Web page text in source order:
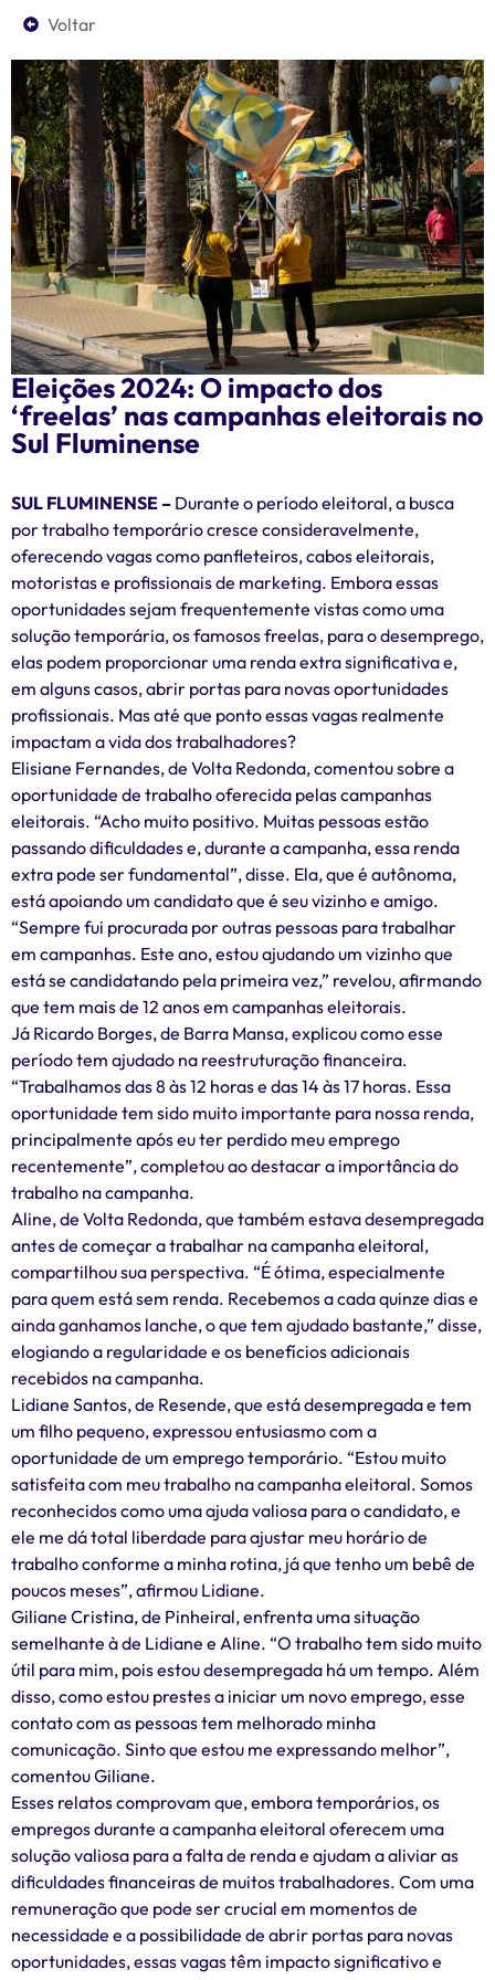
Voltar
Eleições 2024: O impacto dos
‘freelas’ nas campanhas eleitorais no
Sul Fluminense
SUL FLUMINENSE – Durante o período eleitoral, a busca
por trabalho temporário cresce consideravelmente,
oferecendo vagas como panfleteiros, cabos eleitorais,
motoristas e profissionais de marketing. Embora essas
oportunidades sejam frequentemente vistas como uma
solução temporária, os famosos freelas, para o desemprego,
elas podem proporcionar uma renda extra significativa e,
em alguns casos, abrir portas para novas oportunidades
profissionais. Mas até que ponto essas vagas realmente
impactam a vida dos trabalhadores?
Elisiane Fernandes, de Volta Redonda, comentou sobre a
oportunidade de trabalho oferecida pelas campanhas
eleitorais. “Acho muito positivo. Muitas pessoas estão
passando dificuldades e, durante a campanha, essa renda
extra pode ser fundamental”, disse. Ela, que é autônoma,
está apoiando um candidato que é seu vizinho e amigo.
“Sempre fui procurada por outras pessoas para trabalhar
em campanhas. Este ano, estou ajudando um vizinho que
está se candidatando pela primeira vez,” revelou, afirmando
que tem mais de 12 anos em campanhas eleitorais.
Já Ricardo Borges, de Barra Mansa, explicou como esse
período tem ajudado na reestruturação financeira.
“Trabalhamos das 8 às 12 horas e das 14 às 17 horas. Essa
oportunidade tem sido muito importante para nossa renda,
principalmente após eu ter perdido meu emprego
recentemente”, completou ao destacar a importância do
trabalho na campanha.
Aline, de Volta Redonda, que também estava desempregada
antes de começar a trabalhar na campanha eleitoral,
compartilhou sua perspectiva. “É ótima, especialmente
para quem está sem renda. Recebemos a cada quinze dias e
ainda ganhamos lanche, o que tem ajudado bastante,” disse,
elogiando a regularidade e os benefícios adicionais
recebidos na campanha.
Lidiane Santos, de Resende, que está desempregada e tem
um filho pequeno, expressou entusiasmo com a
oportunidade de um emprego temporário. “Estou muito
satisfeita com meu trabalho na campanha eleitoral. Somos
reconhecidos como uma ajuda valiosa para o candidato, e
ele me dá total liberdade para ajustar meu horário de
trabalho conforme a minha rotina, já que tenho um bebê de
poucos meses”, afirmou Lidiane.
Giliane Cristina, de Pinheiral, enfrenta uma situação
semelhante à de Lidiane e Aline. “O trabalho tem sido muito
útil para mim, pois estou desempregada há um tempo. Além
disso, como estou prestes a iniciar um novo emprego, esse
contato com as pessoas tem melhorado minha
comunicação. Sinto que estou me expressando melhor”,
comentou Giliane.
Esses relatos comprovam que, embora temporários, os
empregos durante a campanha eleitoral oferecem uma
solução valiosa para a falta de renda e ajudam a aliviar as
dificuldades financeiras de muitos trabalhadores. Com uma
remuneração que pode ser crucial em momentos de
necessidade e a possibilidade de abrir portas para novas
oportunidades, essas vagas têm impacto significativo e